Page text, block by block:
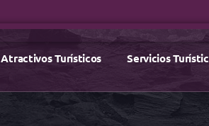
Atractivos Turísticos Servicios